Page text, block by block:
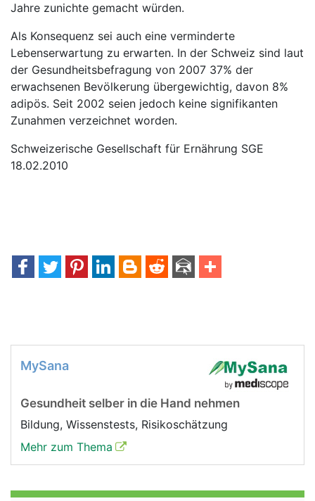
Jahre zunichte gemacht würden.
Als Konsequenz sei auch eine verminderte
Lebenserwartung zu erwarten. In der Schweiz sind laut
der Gesundheitsbefragung von 2007 37% der
erwachsenen Bevölkerung übergewichtig, davon 8%
adipös. Seit 2002 seien jedoch keine signifikanten
Zunahmen verzeichnet worden.
Schweizerische Gesellschaft für Ernährung SGE
18.02.2010
MySana
Gesundheit selber in die Hand nehmen
Bildung, Wissenstests, Risikoschätzung
Mehr zum Thema